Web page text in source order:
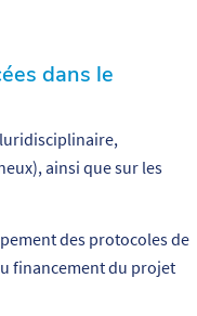
dans le
ainsi que sur les
des protocoles de
financement du projet